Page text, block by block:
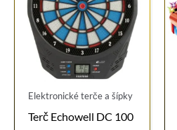
Elektronické terče a šípky
Terč Echowell DC 100